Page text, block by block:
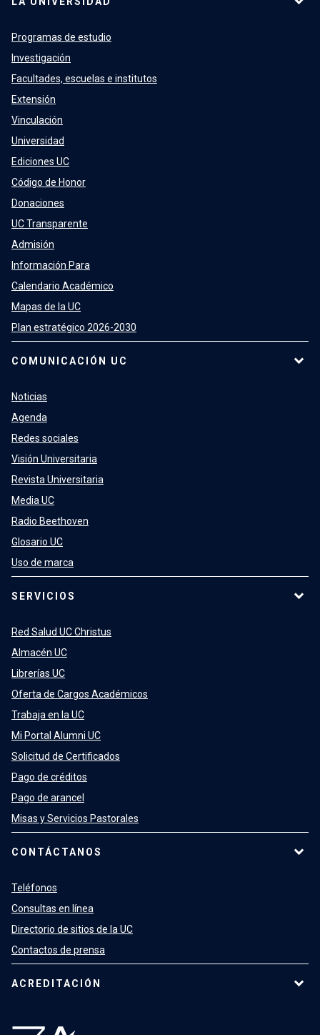
Programas de estudio
Investigación
Facultades, escuelas e institutos
Extensión
Vinculación
Universidad
Ediciones UC
Código de Honor
Donaciones
UC Transparente
Admisión
Información Para
Calendario Académico
Mapas de la UC
Plan estratégico 2026-2030
COMUNICACIÓN UC
Noticias
Agenda
Redes sociales
Visión Universitaria
Revista Universitaria
Media UC
Radio Beethoven
Glosario UC
Uso de marca
SERVICIOS
Red Salud UC Christus
Almacén UC
Librerías UC
Oferta de Cargos Académicos
Trabaja en la UC
Mi Portal Alumni UC
Solicitud de Certificados
Pago de créditos
Pago de arancel
Misas y Servicios Pastorales
CONTÁCTANOS
Teléfonos
Consultas en línea
Directorio de sitios de la UC
Contactos de prensa
ACREDITACIÓN